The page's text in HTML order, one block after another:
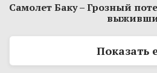
Самолет Баку – Грозный
Показать